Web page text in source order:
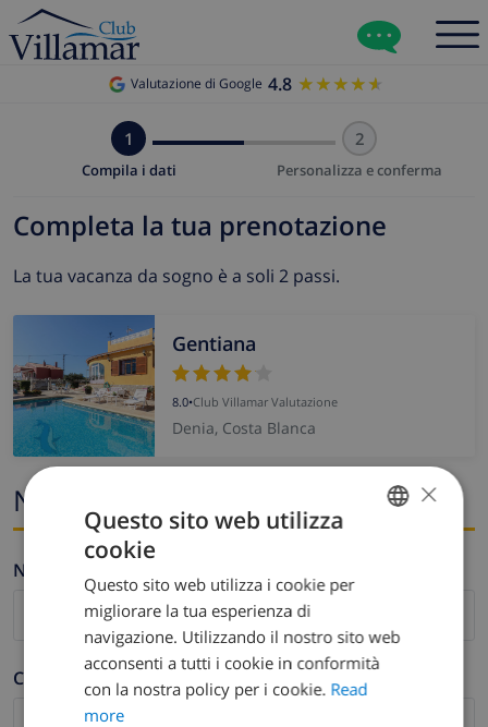
Valutazione di Google 4.8 ★★★★★
★★★★★
1
Compila i dati
2
Personalizza e conferma
Completa la tua prenotazione
La tua vacanza da sogno è a soli 2 passi.
Gentiana
8.0•Club Villamar Valutazione
Denia, Costa Blanca
Nome ed e-mail
Nome *
Cognome *
DUTCH
SPANISH
GERMAN
×
Questo sito web utilizza
cookie
Questo sito web utilizza i cookie per
migliorare la tua esperienza di
navigazione. Utilizzando il nostro sito web
acconsenti a tutti i cookie in conformità
con la nostra policy per i cookie. Read
more